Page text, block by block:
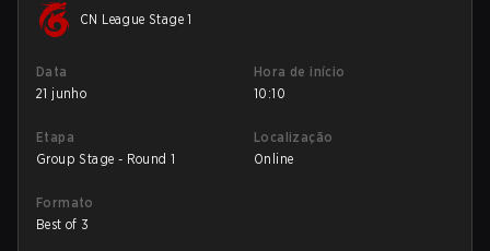
CN League Stage 1
Data
21 junho
Hora de início
10:10
Etapa
Group Stage - Round 1
Localização
Online
Formato
Best of 3